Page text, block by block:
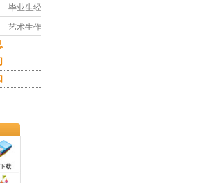
毕业生经验谈
艺术生作品集